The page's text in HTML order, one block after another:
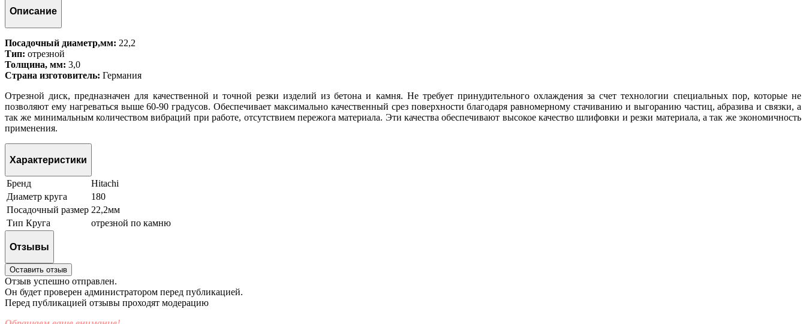
Описание
Посадочный диаметр,мм: 22,2
Тип: отрезной
Толщина, мм: 3,0
Страна изготовитель: Германия
Отрезной диск, предназначен для качественной и точной резки изделий из бетона и камня. Не требует принудительного охлаждения за счет технологии специальных пор, которые не
позволяют ему нагреваться выше 60-90 градусов. Обеспечивает максимально качественный срез поверхности благодаря равномерному стачиванию и выгоранию частиц, абразива и связки, а
так же минимальным количеством вибраций при работе, отсутствием пережога материала. Эти качества обеспечивают высокое качество шлифовки и резки материала, а так же экономичность
применения.
Характеристики
Бренд
Hitachi
Диаметр круга
180
Посадочный размер 22,2мм
Тип Круга
отрезной по камню
Отзывы
Оставить отзыв
Отзыв успешно отправлен.
Он будет проверен администратором перед публикацией.
Перед публикацией отзывы проходят модерацию